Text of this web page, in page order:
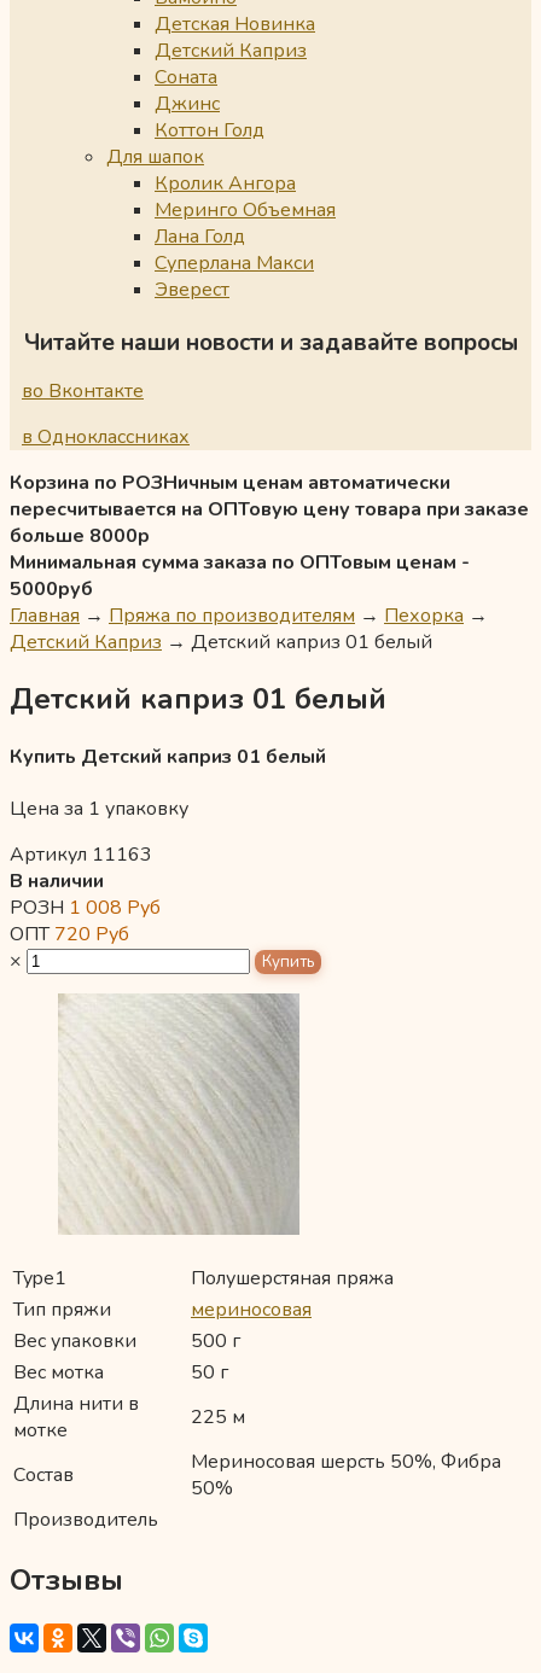
Детская Новинка
Детский Каприз
Соната
Джинс
Коттон Голд
Для шапок
Кролик Ангора
Меринго Объемная
Лана Голд
Суперлана Макси
Эверест
Читайте наши новости и задавайте вопросы
во Вконтакте
в Одноклассниках
Корзина по РОЗНичным ценам автоматически
пересчитывается на ОПТовую цену товара при заказе
больше 8000р
Минимальная сумма заказа по ОПТовым ценам -
5000руб
Главная → Пряжа по производителям → Пехорка →
Детский Каприз → Детский каприз 01 белый
Детский каприз 01 белый
Купить Детский каприз 01 белый
Цена за 1 упаковку
Артикул 11163
В наличии
РОЗН 1 008 Руб
ОПТ720 Руб
×
Type1
Полушерстяная пряжа
Тип пряжи
мериносовая
Вес упаковки
500 г
Вес мотка
50 г
Длина нити в
мотке
225 м
Состав
Мериносовая шерсть 50%, Фибра
50%
Производитель
Отзывы